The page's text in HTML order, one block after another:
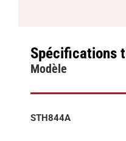
Spécifications
Modèle
STH844A